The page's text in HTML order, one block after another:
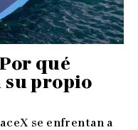
qué
su propio
se enfrentan a